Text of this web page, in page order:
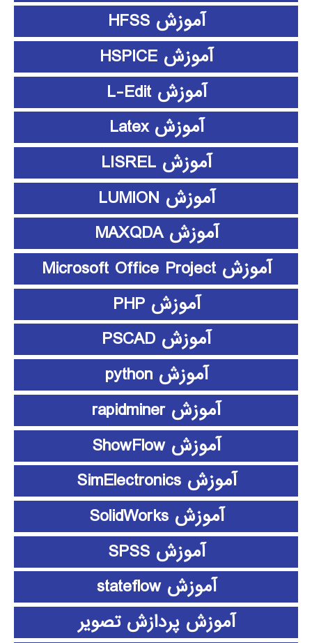
آموزش HFSS
آموزش HSPICE
آموزش L-Edit
آموزش Latex
آموزش LISREL
آموزش LUMION
آموزش MAXQDA
آموزش Microsoft Office Project
آموزش PHP
آموزش PSCAD
آموزش python
آموزش rapidminer
آموزش ShowFlow
آموزش SimElectronics
آموزش SolidWorks
آموزش SPSS
آموزش stateflow
آموزش پردازش تصویر